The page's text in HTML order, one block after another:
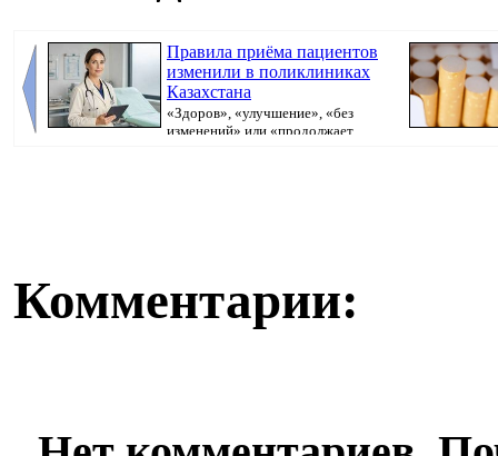
Правила приёма пациентов
изменили в поликлиниках
Казахстана
«Здоров», «улучшение», «без
изменений» или «продолжает
Комментарии: